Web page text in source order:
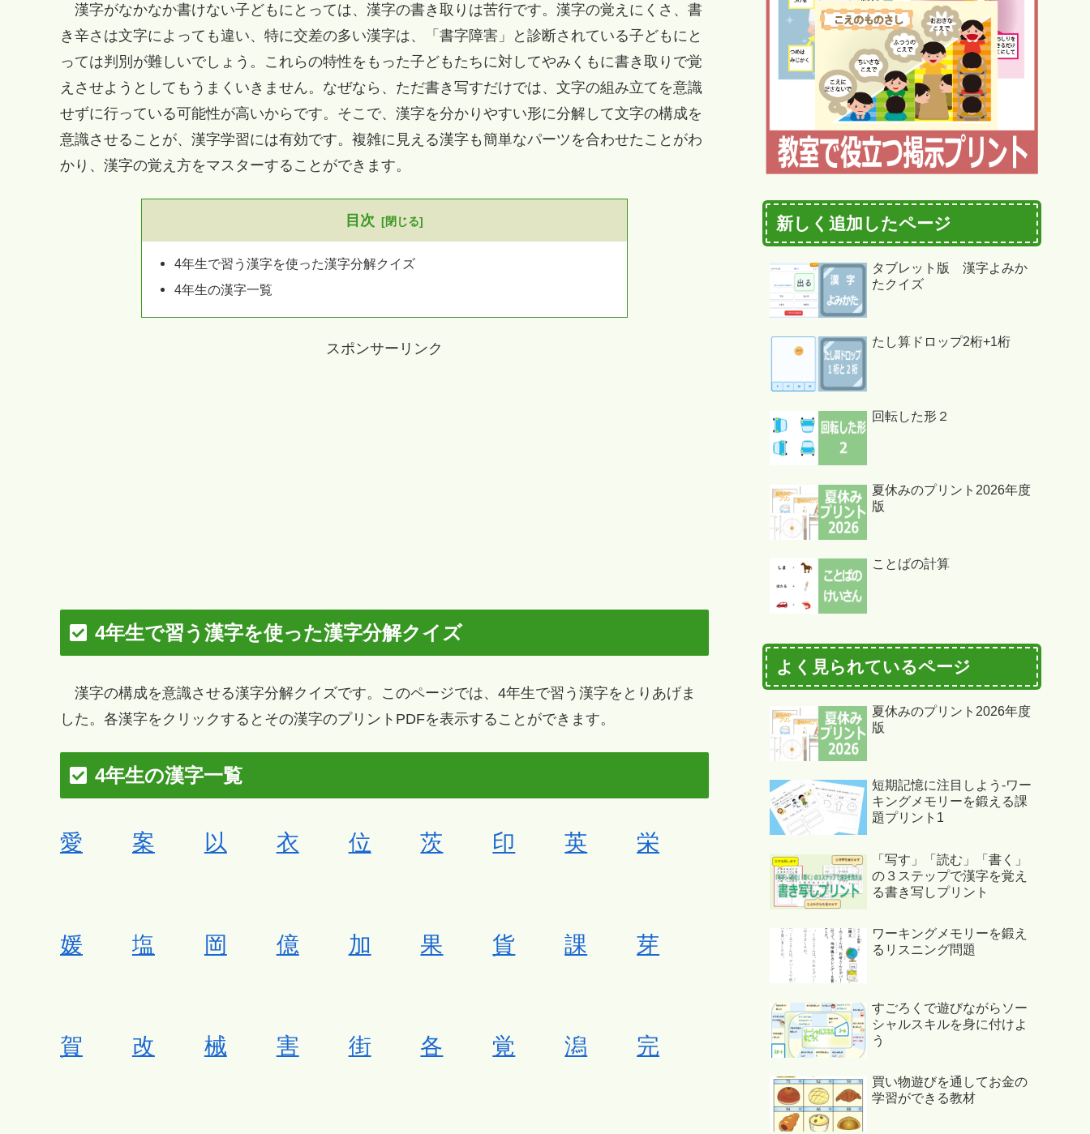
漢字がなかなか書けない子どもにとっては、漢字の書き取りは苦行です。漢字の覚えにくさ、書
き辛さは文字によっても違い、特に交差の多い漢字は、「書字障害」と診断されている子どもにと
っては判別が難しいでしょう。これらの特性をもった子どもたちに対してやみくもに書き取りで覚
えさせようとしてもうまくいきません。なぜなら、ただ書き写すだけでは、文字の組み立てを意識
せずに行っている可能性が高いからです。そこで、漢字を分かりやすい形に分解して文字の構成を
意識させることが、漢字学習には有効です。複雑に見える漢字も簡単なパーツを合わせたことがわ
かり、漢字の覚え方をマスターすることができます。
目次
4年生で習う漢字を使った漢字分解クイズ
4年生の漢字一覧
スポンサーリンク
4年生で習う漢字を使った漢字分解クイズ
漢字の構成を意識させる漢字分解クイズです。このページでは、4年生で習う漢字をとりあげま
した。各漢字をクリックするとその漢字のプリントPDFを表示することができます。
4年生の漢字一覧
愛 案 以 衣 位 茨 印 英 栄
媛 塩 岡 億 加 果 貨 課 芽
賀 改 械 害 街 各 覚 潟 完
新しく追加したページ
タブレット版 漢字よみか
たクイズ
たし算ドロップ2桁+1桁
回転した形２
夏休みのプリント2026年度
版
ことばの計算
よく見られているページ
夏休みのプリント2026年度
版
短期記憶に注目しよう-ワー
キングメモリーを鍛える課
題プリント1
「写す」「読む」「書く」
の３ステップで漢字を覚え
る書き写しプリント
ワーキングメモリーを鍛え
るリスニング問題
すごろくで遊びながらソー
シャルスキルを身に付けよ
う
買い物遊びを通してお金の
学習ができる教材